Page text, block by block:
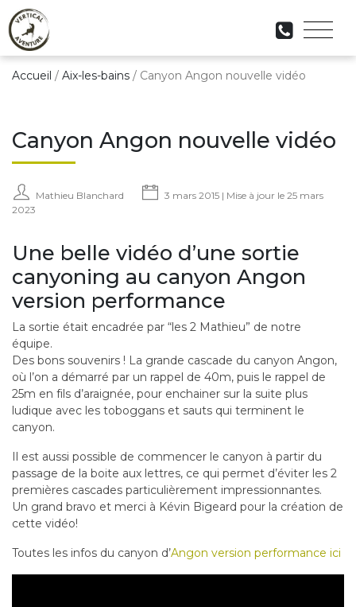
Accueil / Aix-les-bains / Canyon Angon nouvelle vidéo
Canyon Angon nouvelle vidéo
Mathieu Blanchard
3 mars 2015 | Mise à jour le 25 mars
2023
Une belle vidéo d’une sortie
canyoning au canyon Angon
version performance
La sortie était encadrée par “les 2 Mathieu” de notre
équipe.
Des bons souvenirs ! La grande cascade du canyon Angon,
où l’on a démarré par un rappel de 40m, puis le rappel de
25m en fils d’araignée, pour enchainer sur la suite plus
ludique avec les toboggans et sauts qui terminent le
canyon.
Il est aussi possible de commencer le canyon à partir du
passage de la boite aux lettres, ce qui permet d’éviter les 2
premières cascades particulièrement impressionnantes.
Un grand bravo et merci à Kévin Bigeard pour la création de
cette vidéo!
Toutes les infos du canyon d’Angon version performance ici